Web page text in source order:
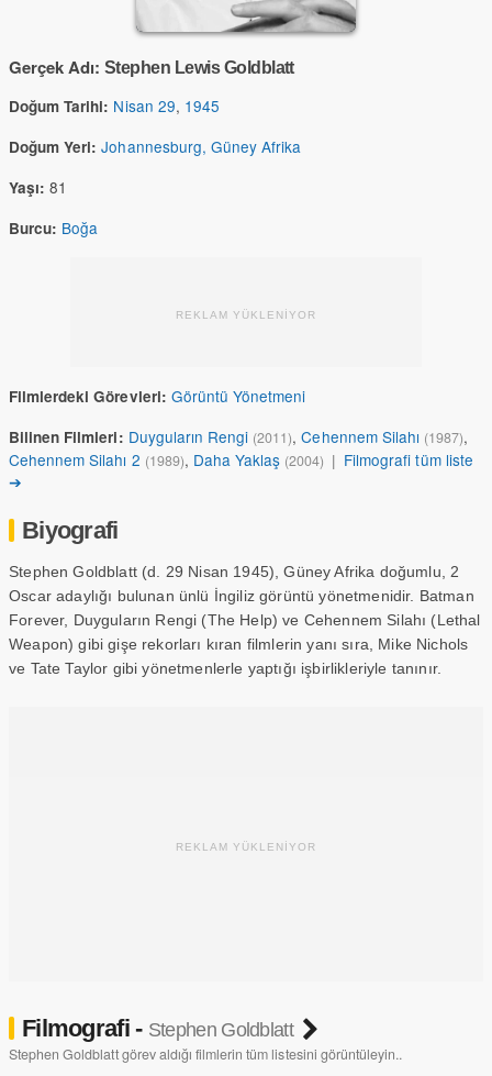
Gerçek Adı: Stephen Lewis Goldblatt
Doğum Tarihi: Nisan 29, 1945
Doğum Yeri: Johannesburg, Güney Afrika
Yaşı: 81
Burcu: Boğa
REKLAM YÜKLENİYOR
Filmlerdeki Görevleri: Görüntü Yönetmeni
Bilinen Filmleri: Duyguların Rengi (2011),Cehennem Silahı (1987),
Cehennem Silahı 2 (1989), Daha Yaklaş (2004) | Filmografi tüm liste
➔
Biyografi
Stephen Goldblatt (d. 29 Nisan 1945), Güney Afrika doğumlu, 2
Oscar adaylığı bulunan ünlü İngiliz görüntü yönetmenidir. Batman
Forever, Duyguların Rengi (The Help) ve Cehennem Silahı (Lethal
Weapon) gibi gişe rekorları kıran filmlerin yanı sıra, Mike Nichols
ve Tate Taylor gibi yönetmenlerle yaptığı işbirlikleriyle tanınır.
REKLAM YÜKLENİYOR
Filmografi - Stephen Goldblatt
Stephen Goldblatt görev aldığı filmlerin tüm listesini görüntüleyin..